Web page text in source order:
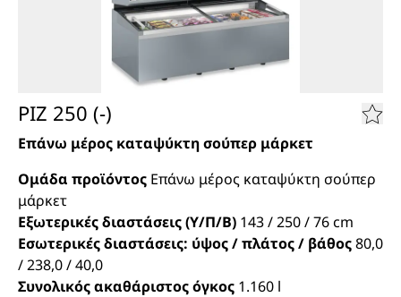
PIZ 250 (-)
Επάνω μέρος καταψύκτη σούπερ μάρκετ
Ομάδα προϊόντος Επάνω μέρος καταψύκτη σούπερ
μάρκετ
Εξωτερικές διαστάσεις (Υ/Π/Β) 143 / 250 / 76cm
Εσωτερικές διαστάσεις: ύψος / πλάτος / βάθος80,0
/ 238,0 / 40,0
Συνολικός ακαθάριστος όγκος 1.160 l